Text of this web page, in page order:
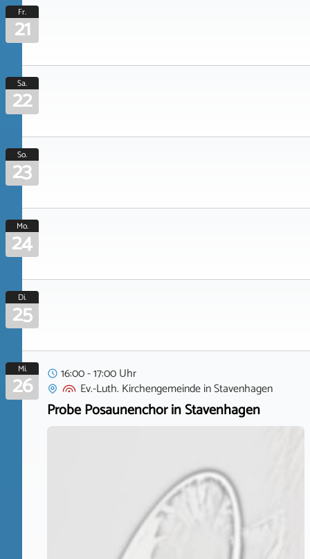
Fr.
21
Sa.
22
So.
23
Mo.
24
Di.
25
Mi.
26
16:00 - 17:00 Uhr
Ev.-Luth. KirchengemeindeinStavenhagen
Probe Posaunenchor in Stavenhagen